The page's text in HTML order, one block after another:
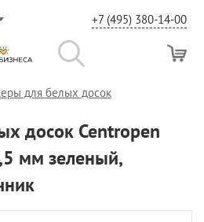
+7 (495) 380-14-00
для белых досок
досок Centropen
мм зеленый,